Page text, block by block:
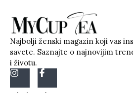
Najbolji ženski magazin koji vas
savete. Saznajte o najnovijim
i životu.